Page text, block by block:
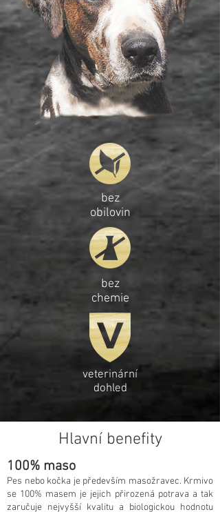
bez
obilovin
bez
chemie
veterinární
dohled
Hlavní benefity
100% maso
Pes nebo kočka je především masožravec. Krmivo
se 100% masem je jejich přirozená potrava a tak
zaručuje nejvyšší kvalitu a biologickou hodnotu